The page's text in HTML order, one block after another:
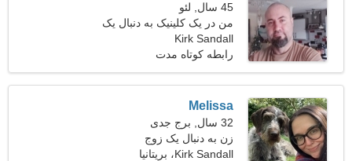
45 سال, لئو
من در یک کلینیک به دنبال یک
زن زیبا کار می کنم
Kirk Sandall
رابطه کوتاه مدت
Melissa
32 سال, برج جدی
زن به دنبال یک زوج
Kirk Sandall، بریتانیا